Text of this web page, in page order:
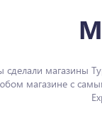
магазины
магазине с